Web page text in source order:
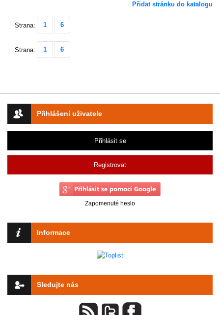
Přihlášení uživatele
Přihlásit se
Registrovat
Zapomenuté heslo
Informace
Sledujte nás
Přidat stránku do katalogu
Strana: 1 6
Strana: 1 6